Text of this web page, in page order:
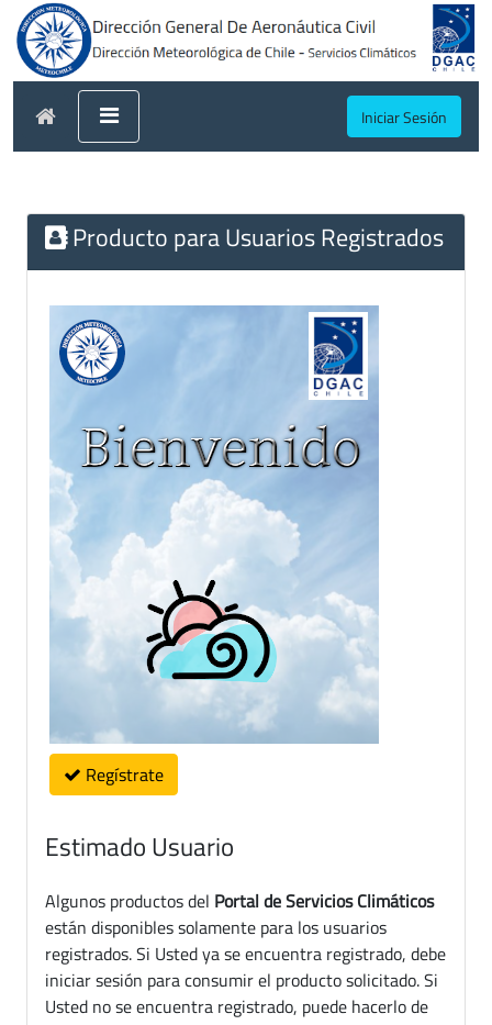
Iniciar Sesión
Producto para Usuarios Registrados
Regístrate
Estimado Usuario
Algunos productos del Portal de Servicios Climáticos
están disponibles solamente para los usuarios
registrados. Si Usted ya se encuentra registrado, debe
iniciar sesión para consumir el producto solicitado. Si
Usted no se encuentra registrado, puede hacerlo de